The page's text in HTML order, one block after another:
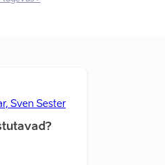
Sven Sester